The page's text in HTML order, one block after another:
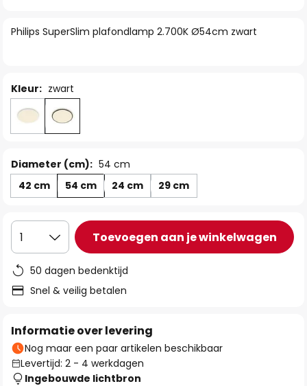
van
Philips SuperSlim plafondlamp 2.700K Ø54cm zwart
Kleur: zwart
Diameter (cm): 54 cm
42 cm
54 cm 24 cm 29 cm
1 Toevoegen aan je winkelwagen
50 dagen bedenktijd
Snel & veilig betalen
Informatie over levering
Nog maar een paar artikelen beschikbaar
Levertijd: 2 - 4 werkdagen
Ingebouwde lichtbron